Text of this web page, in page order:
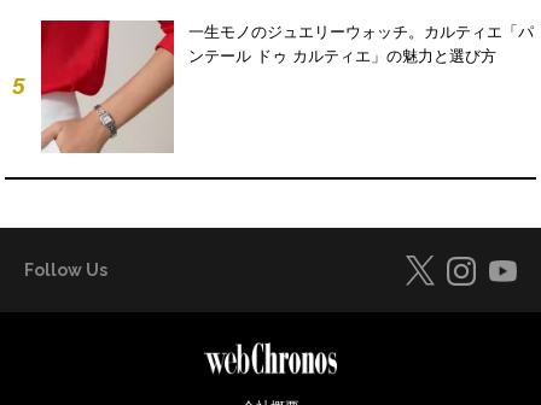
5
一生モノのジュエリーウォッチ。カルティエ「パ
ンテール ドゥ カルティエ」の魅力と選び方
Follow Us